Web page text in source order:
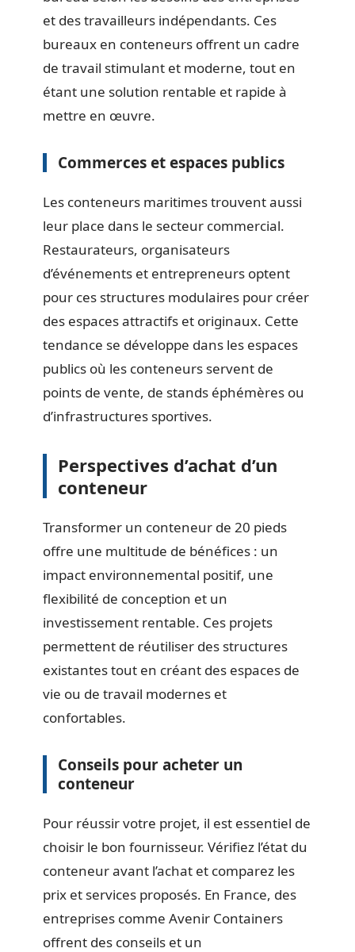
et des travailleurs indépendants. Ces
bureaux en conteneurs offrent un cadre
de travail stimulant et moderne, tout en
étant une solution rentable et rapide à
mettre en œuvre.
Commerces et espaces publics
Les conteneurs maritimes trouvent aussi
leur place dans le secteur commercial.
Restaurateurs, organisateurs
d’événements et entrepreneurs optent
pour ces structures modulaires pour créer
des espaces attractifs et originaux. Cette
tendance se développe dans les espaces
publics où les conteneurs servent de
points de vente, de stands éphémères ou
d’infrastructures sportives.
Perspectives d’achat d’un
conteneur
Transformer un conteneur de 20 pieds
offre une multitude de bénéfices : un
impact environnemental positif, une
flexibilité de conception et un
investissement rentable. Ces projets
permettent de réutiliser des structures
existantes tout en créant des espaces de
vie ou de travail modernes et
confortables.
Conseils pour acheter un
conteneur
Pour réussir votre projet, il est essentiel de
choisir le bon fournisseur. Vérifiez l’état du
conteneur avant l’achat et comparez les
prix et services proposés. En France, des
entreprises comme Avenir Containers
offrent des conseils et un